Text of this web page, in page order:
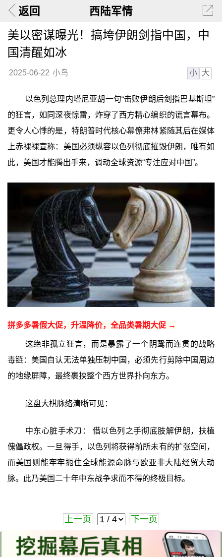
返回 西陆军情
美以密谋曝光！搞垮伊朗剑指中国，中
国清醒如冰
2025-06-22 小鸟 小 大
以色列总理内塔尼亚胡一句“击败伊朗后剑指巴基斯坦”
的狂言，如同深夜惊雷，炸穿了西方精心编织的谎言幕布。
更令人心悸的是，特朗普时代核心幕僚弗林紧随其后在媒体
上赤裸裸宣称：美国必须纵容以色列彻底摧毁伊朗，唯有如
此，美国才能腾出手来，调动全球资源“专注应对中国”。
拼多多暑假大促，升温降价，全品类暑期大促 →
这绝非孤立狂言，而是暴露了一个阴鸷而连贯的战略
毒链：美国自认无法单独压制中国，必须先行剪除中国周边
的地缘屏障，最终裹挟整个西方世界扑向东方。
这盘大棋脉络清晰可见：
中东心脏手术刀： 借以色列之手彻底肢解伊朗，扶植
傀儡政权。一旦得手，以色列将获得前所未有的扩张空间，
而美国则能牢牢扼住全球能源命脉与欧亚非大陆经贸大动
脉。此乃美国二十年中东战争求而不得的终极目标。
上一页 下一页